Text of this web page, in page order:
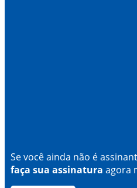
Se você ainda não é
faça sua assinatura agora